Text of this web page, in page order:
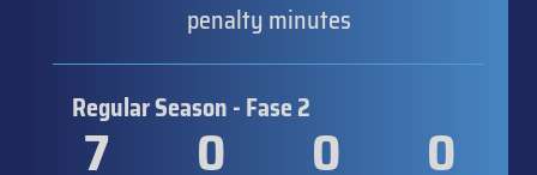
penalty minutes
Regular Season - Fase 2
7 0 0 0